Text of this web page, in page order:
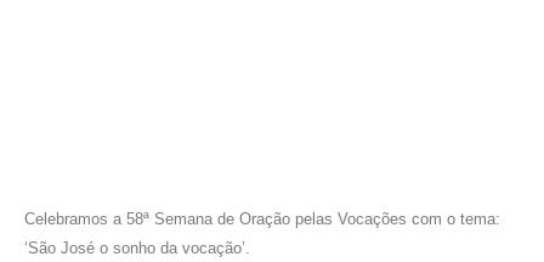
Celebramos a 58ª Semana de Oração pelas Vocações com o tema:
‘São José o sonho da vocação’.